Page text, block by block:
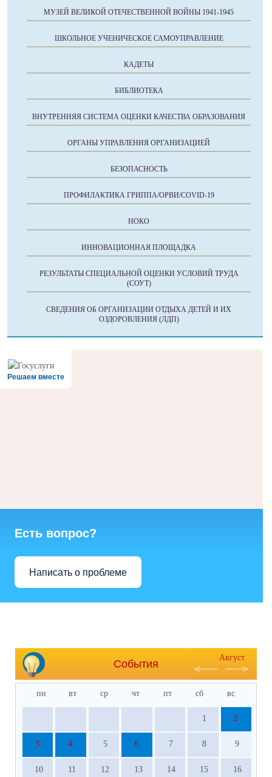
МУЗЕЙ ВЕЛИКОЙ ОТЕЧЕСТВЕННОЙ ВОЙНЫ 1941-1945
ШКОЛЬНОЕ УЧЕНИЧЕСКОЕ САМОУПРАВЛЕНИЕ
КАДЕТЫ
БИБЛИОТЕКА
ВНУТРЕННЯЯ СИСТЕМА ОЦЕНКИ КАЧЕСТВА ОБРАЗОВАНИЯ
ОРГАНЫ УПРАВЛЕНИЯ ОРГАНИЗАЦИЕЙ
БЕЗОПАСНОСТЬ
ПРОФИЛАКТИКА ГРИППА/ОРВИ/COVID-19
НОКО
ИННОВАЦИОННАЯ ПЛОЩАДКА
РЕЗУЛЬТАТЫ СПЕЦИАЛЬНОЙ ОЦЕНКИ УСЛОВИЙ ТРУДА
(СОУТ)
СВЕДЕНИЯ ОБ ОРГАНИЗАЦИИ ОТДЫХА ДЕТЕЙ И ИХ
ОЗДОРОВЛЕНИЯ (ЛДП)
Решаем вместе
Есть вопрос?
Написать о проблеме
События
Август
пн вт ср чт пт сб вс
1 2
3 4 5 6 7 8 9
10 11 12 13 14 15 16